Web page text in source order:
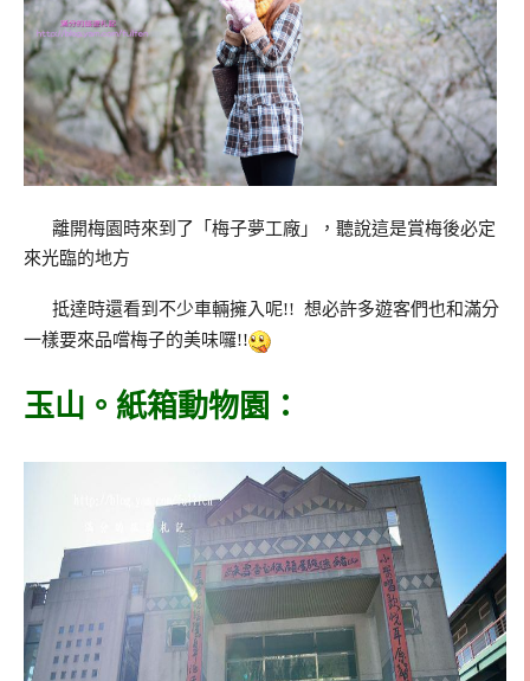
離開梅園時來到了「梅子夢工廠」，聽說這是賞梅後必定
來光臨的地方
抵達時還看到不少車輛擁入呢!! 想必許多遊客們也和滿分
一樣要來品嚐梅子的美味囉!!
玉山。紙箱動物園：